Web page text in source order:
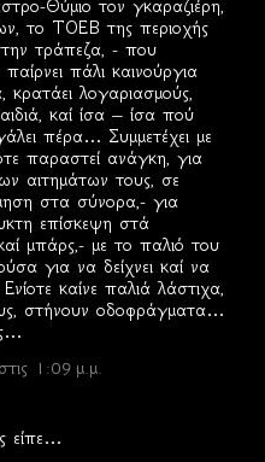
Θύμιο τον γκαραζιέρη,
το ΤΟΕΒ της περιοχής
τράπεζα, - που
πάλι καινούργια
κρατάει λογαριασμούς,
καί ίσα – ίσα πού
πέρα… Συμμετέχει με
παραστεί ανάγκη, για
αιτημάτων τους, σε
στα σύνορα,- για
επίσκεψη στά
μπάρς,- με το παλιό του
για να δείχνει καί να
καίνε παλιά λάστιχα,
στήνουν οδοφράγματα…
1:09 μ.μ.
είπε…